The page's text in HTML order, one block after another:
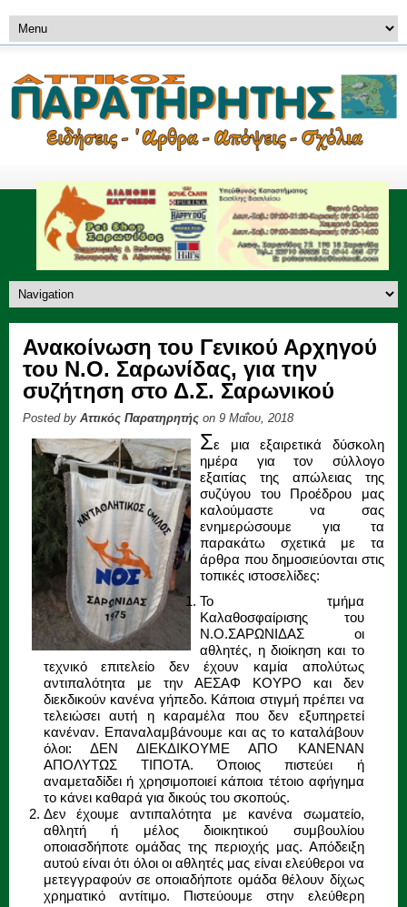
Ανακοίνωση του Γενικού Αρχηγού
του Ν.Ο. Σαρωνίδας, για την
συζήτηση στο Δ.Σ. Σαρωνικού
Posted by Αττικός Παρατηρητής on 9 Μαΐου, 2018
Σε μια εξαιρετικά δύσκολη
ημέρα για τον σύλλογο
εξαιτίας της απώλειας της
συζύγου του Προέδρου μας
καλούμαστε να σας
ενημερώσουμε για τα
παρακάτω σχετικά με τα
άρθρα που δημοσιεύονται στις
τοπικές ιστοσελίδες:
Το τμήμα
Καλαθοσφαίρισης του
Ν.Ο.ΣΑΡΩΝΙΔΑΣ οι
αθλητές, η διοίκηση και το
τεχνικό επιτελείο δεν έχουν καμία απολύτως
αντιπαλότητα με την ΑΕΣΑΦ ΚΟΥΡΟ και δεν
διεκδικούν κανένα γήπεδο. Κάποια στιγμή πρέπει να
τελειώσει αυτή η καραμέλα που δεν εξυπηρετεί
κανέναν. Επαναλαμβάνουμε και ας το καταλάβουν
όλοι: ΔΕΝ ΔΙΕΚΔΙΚΟΥΜΕ ΑΠΟ ΚΑΝΕΝΑΝ
ΑΠΟΛΥΤΩΣ ΤΙΠΟΤΑ. Όποιος πιστεύει ή
αναμεταδίδει ή χρησιμοποιεί κάποια τέτοιο αφήγημα
το κάνει καθαρά για δικούς του σκοπούς.
Δεν έχουμε αντιπαλότητα με κανένα σωματείο,
αθλητή ή μέλος διοικητικού συμβουλίου
οποιασδήποτε ομάδας της περιοχής μας. Απόδειξη
αυτού είναι ότι όλοι οι αθλητές μας είναι ελεύθεροι να
μετεγγραφούν σε οποιαδήποτε ομάδα θέλουν δίχως
χρηματικό αντίτιμο. Πιστεύουμε στην ελεύθερη